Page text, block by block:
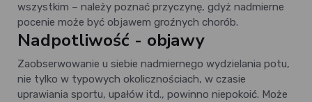
wszystkim – należy poznać przyczynę, gdyż nadmierne
pocenie może być objawem groźnych chorób.
Nadpotliwość - objawy
Zaobserwowanie u siebie nadmiernego wydzielania potu,
nie tylko w typowych okolicznościach, w czasie
uprawiania sportu, upałów itd., powinno niepokoić. Może